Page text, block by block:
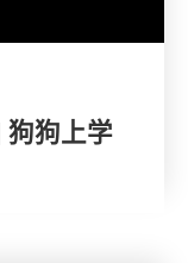
狗狗上学